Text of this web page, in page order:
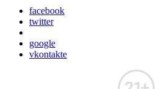
facebook
twitter
google
vkontakte